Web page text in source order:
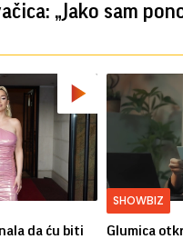
„Jako sam
da ću biti
SHOWBIZ
Glumica